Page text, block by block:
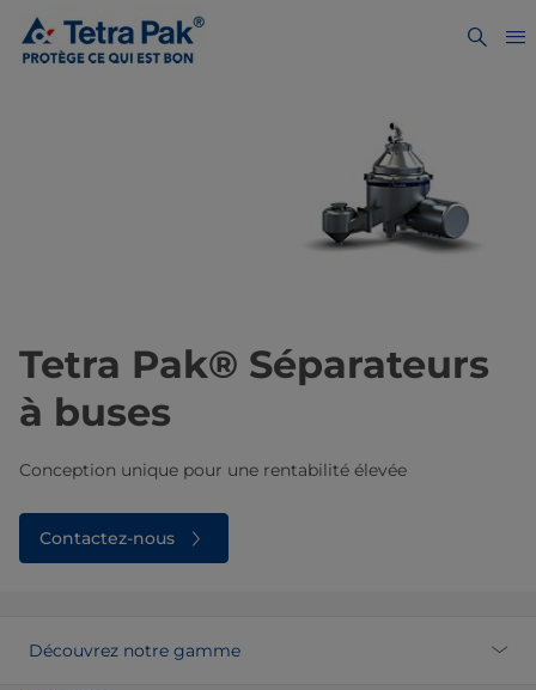
Tetra Pak® Séparateurs
à buses
Conception unique pour une rentabilité élevée
Contactez-nous
Découvrez notre gamme